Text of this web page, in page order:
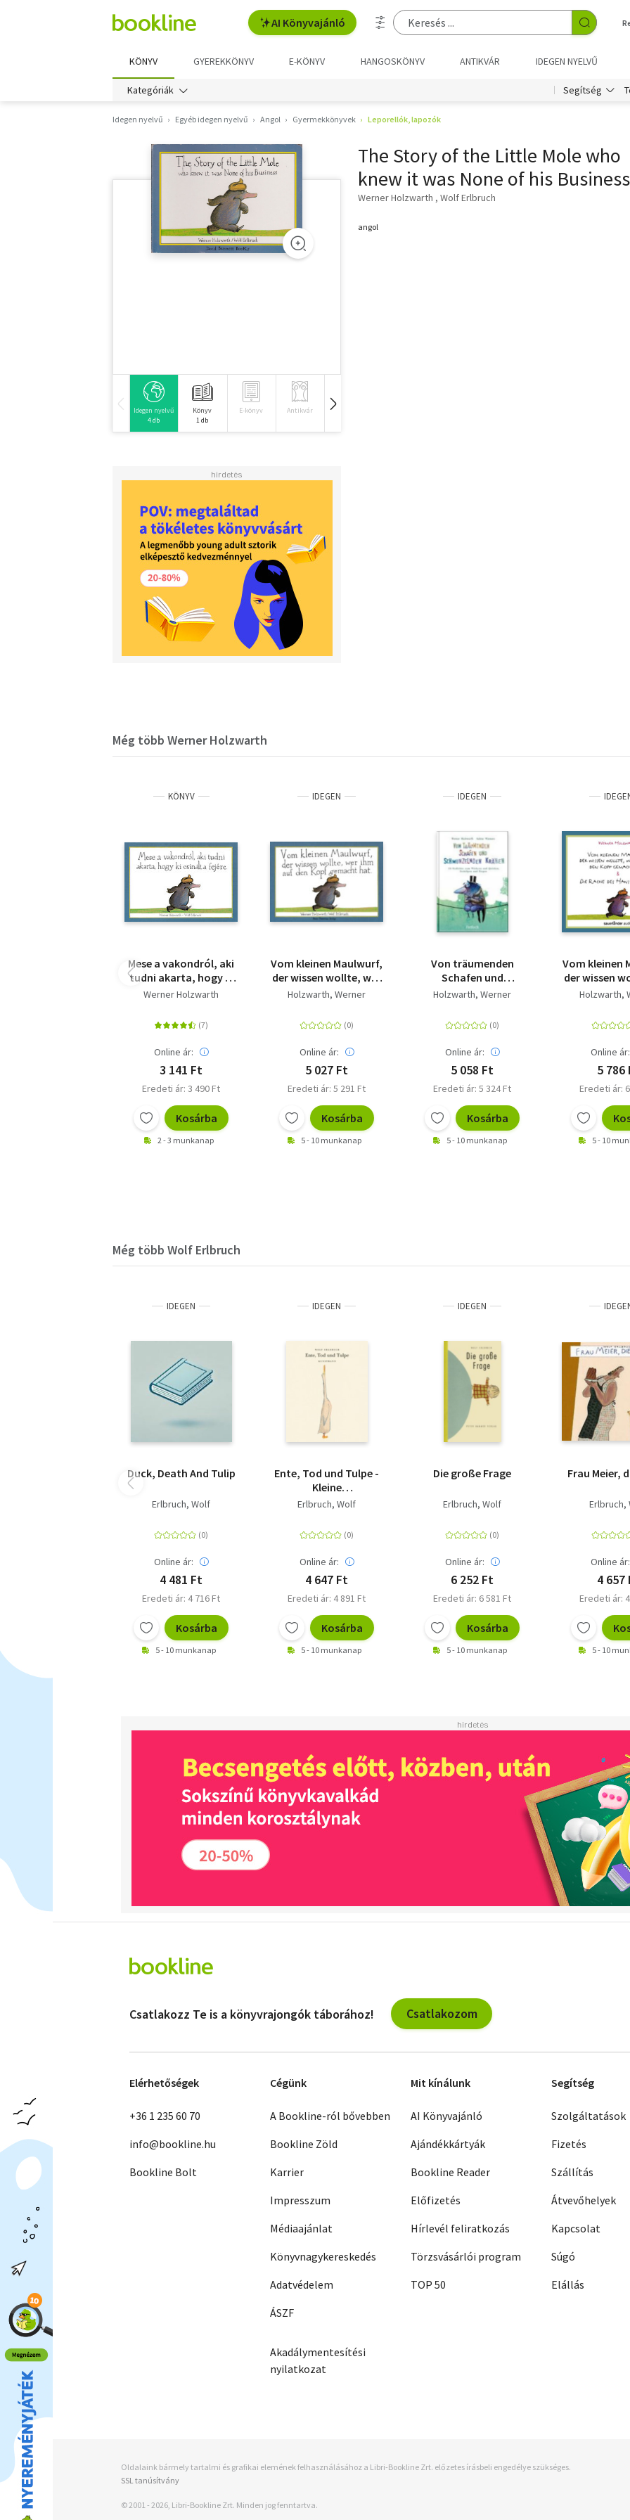
AI Könyvajánló
KÖNYV GYEREKKÖNYV E-KÖNYV HANGOSKÖNYV ANTIKVÁR IDEGEN NYELVŰ
Kategóriák Segítség
Idegen nyelvű Egyéb idegen nyelvű Angol Gyermekkönyvek Leporellók, lapozók
Idegen nyelvű
4 db
Könyv
1 db
E-könyv Antikvár Hangoskönyv
The Story of the Little Mole who
knew it was None of his Business
Werner Holzwarth Wolf Erlbruch
angol
Még több Werner Holzwarth
KÖNYV
Mese a vakondról, aki
tudni akarta, hogy ki
csinált a fejére
Werner Holzwarth
Online ár:
3 141 Ft
Eredeti ár: 3 490 Ft
Kosárba
2 - 3 munkanap
IDEGEN
Vom kleinen Maulwurf,
der wissen wollte, wer
ihm auf den Kopf
Ausgabe)
Holzwarth, Werner
Online ár:
5 027 Ft
Eredeti ár: 5 291 Ft
Kosárba
5 - 10 munkanap
IDEGEN
Von träumenden
Schafen und
schmunzelnden
zum Wiehern und
Quieken, Tschilpen
und Fiepen | Lustige
Jahren für Klein und
Groß
Holzwarth, Werner
Online ár:
5 058 Ft
Eredeti ár: 5 324 Ft
Kosárba
5 - 10 munkanap
Vom kleinen
der wissen
ihm auf
Rache des
Holzwarth,
Online ár:
5 786
Eredeti ár:
5 - 10
Még több Wolf Erlbruch
IDEGEN
Duck, Death And Tulip
Erlbruch, Wolf
Online ár:
4 481 Ft
Eredeti ár: 4 716 Ft
Kosárba
5 - 10 munkanap
IDEGEN
Ente, Tod und Tulpe -
Kleine
Geschenkausgabe
Erlbruch, Wolf
Online ár:
4 647 Ft
Eredeti ár: 4 891 Ft
Kosárba
5 - 10 munkanap
IDEGEN
Die große Frage
Erlbruch, Wolf
Online ár:
6 252 Ft
Eredeti ár: 6 581 Ft
Kosárba
5 - 10 munkanap
Frau Meier,
Erlbruch,
Online ár:
4 657
Eredeti ár:
5 - 10
Csatlakozz Te is a könyvrajongók táborához! Csatlakozom
Elérhetőségek
+36 1 235 60 70
info@bookline.hu
Bookline Bolt
Cégünk
A Bookline-ról bővebben
Bookline Zöld
Karrier
Impresszum
Médiaajánlat
Könyvnagykereskedés
Adatvédelem
ÁSZF
Akadálymentesítési
nyilatkozat
Mit kínálunk
AI Könyvajánló
Ajándékkártyák
Bookline Reader
Előfizetés
Hírlevél feliratkozás
Törzsvásárlói program
TOP 50
Segítség
Szolgáltatások
Fizetés
Szállítás
Átvevőhelyek
Kapcsolat
Súgó
Elállás
Oldalaink bármely tartalmi és grafikai elemének felhasználásához a Libri-Bookline Zrt. előzetes írásbeli engedélye szükséges.
SSL tanúsítvány
© 2001 - 2026, Libri-Bookline Zrt. Minden jog fenntartva.